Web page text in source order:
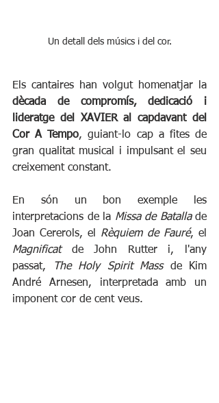
Un detall dels músics i del cor.
dècada de compromís, dedicació i
lideratge del XAVIER al capdavant del
Cor A Tempo, guiant-lo cap a fites de
gran qualitat musical i impulsant el seu
creixement constant.
En són un bon exemple les
interpretacions de la Missa de Batalla de
Joan Cererols, el Rèquiem de Fauré
Magnificat de John Rutter i, l'any
passat,
The Holy Spirit Mass de Kim
André Arnesen, interpretada amb un
imponent cor de cent veus.